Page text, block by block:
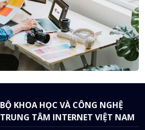
BỘ KHOA HỌC VÀ CÔNG NGHỆ
TRUNG TÂM INTERNET VIỆT NAM